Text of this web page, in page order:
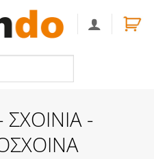
ΣΧΟΙΝΙΑ -